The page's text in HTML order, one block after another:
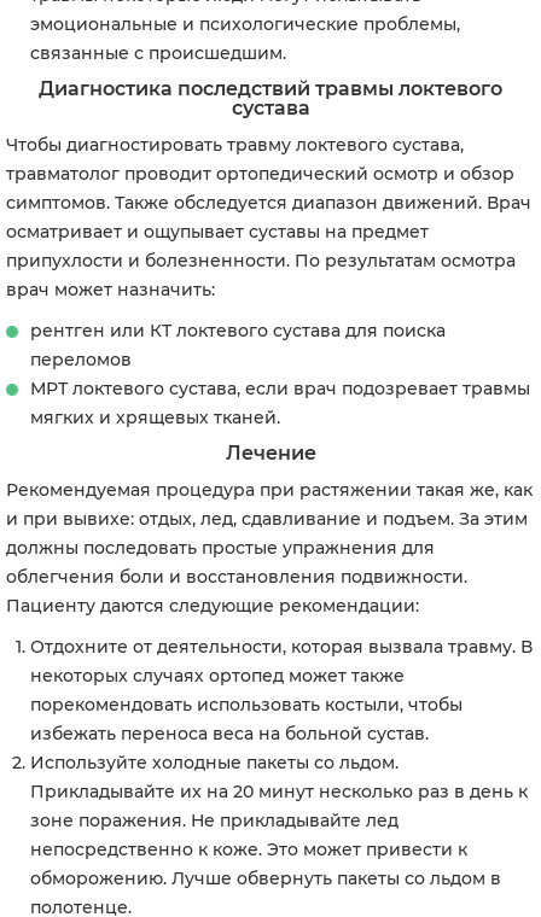
эмоциональные и психологические проблемы,
связанные с происшедшим.
Диагностика последствий травмы локтевого
сустава
Чтобы диагностировать травму локтевого сустава,
травматолог проводит ортопедический осмотр и обзор
симптомов. Также обследуется диапазон движений. Врач
осматривает и ощупывает суставы на предмет
припухлости и болезненности. По результатам осмотра
врач может назначить:
рентген или КТ локтевого сустава для поиска
переломов
МРТ локтевого сустава, если врач подозревает травмы
мягких и хрящевых тканей.
Лечение
Рекомендуемая процедура при растяжении такая же, как
и при вывихе: отдых, лед, сдавливание и подъем. За этим
должны последовать простые упражнения для
облегчения боли и восстановления подвижности.
Пациенту даются следующие рекомендации:
Отдохните от деятельности, которая вызвала травму. В
некоторых случаях ортопед может также
порекомендовать использовать костыли, чтобы
избежать переноса веса на больной сустав.
Используйте холодные пакеты со льдом.
Прикладывайте их на 20 минут несколько раз в день к
зоне поражения. Не прикладывайте лед
непосредственно к коже. Это может привести к
обморожению. Лучше обвернуть пакеты со льдом в
полотенце.